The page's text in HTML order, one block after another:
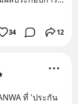
34 12
ที่ 'ประกัน